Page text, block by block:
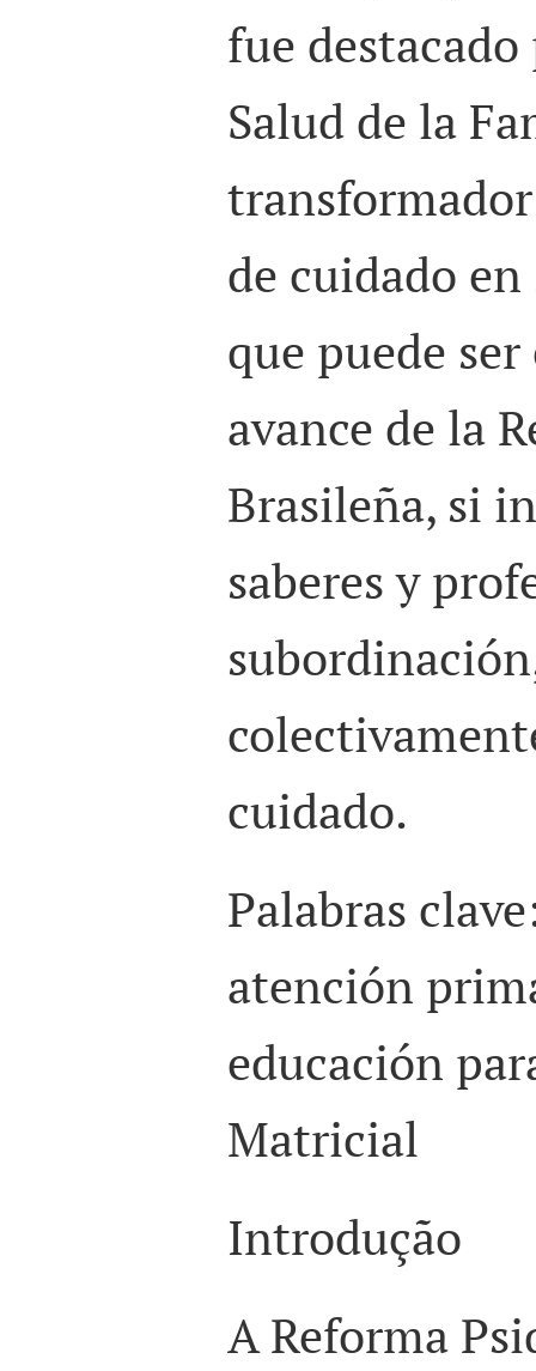
fue
Salud de la
de cuidado
que puede
avance de la
Brasileña, si
saberes y
cuidado.
Palabras clave
atención
educación
Matricial
Introdução
A Reforma